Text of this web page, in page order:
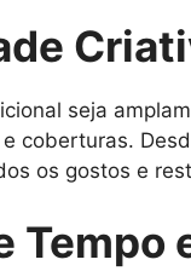
seja
coberturas.
os gostos e
Tempo